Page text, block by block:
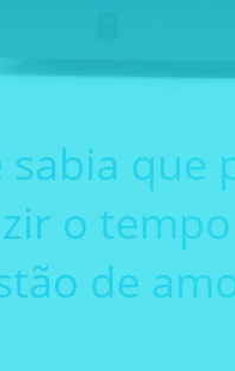
sabia que
o
de